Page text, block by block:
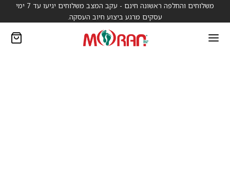
משלוחים והחלפה ראשונה חינם - עקב המצב משלוחים יגיעו עד 7 ימי
עסקים מרגע ביצוע חיוב העסקה.